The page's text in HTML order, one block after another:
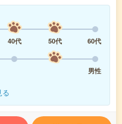
40代 50代
60代
男性
る